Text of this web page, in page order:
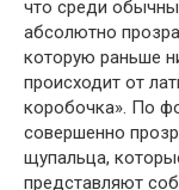
что среди
абсолютно
которую раньше
происходит от
коробочка». По
совершенно
щупальца,
представляют